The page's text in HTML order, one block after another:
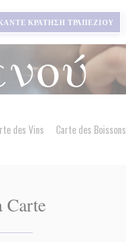
ΚΡΆΤΗΣΗ ΤΡΑΠΕΖΙΟΎ
des Vins Carte des Boissons
Carte